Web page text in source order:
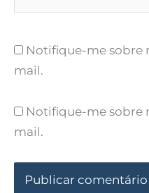
Notifique-me sobre
mail.
Notifique-me sobre
mail.